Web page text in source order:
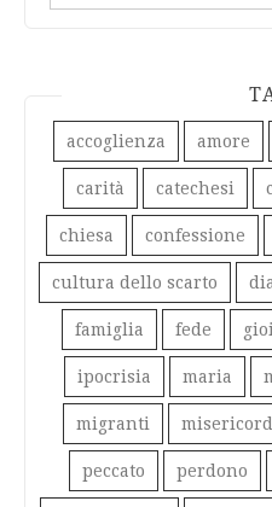
per:
accoglienza amore
carità catechesi
chiesa confessione
cultura dello scarto
famiglia fede
ipocrisia maria
migranti
peccato perdono